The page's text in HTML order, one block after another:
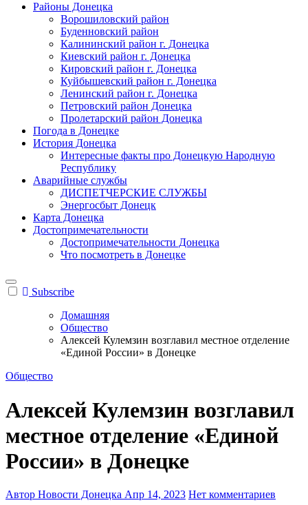
Районы Донецка
Ворошиловский район
Буденновский район
Калининский район г. Донецка
Киевский район г. Донецка
Кировский район г. Донецка
Куйбышевский район г. Донецка
Ленинский район г. Донецка
Петровский район Донецка
Пролетарский район Донецка
Погода в Донецке
История Донецка
Интересные факты про Донецкую Народную
Республику
Аварийные службы
ДИСПЕТЧЕРСКИЕ СЛУЖБЫ
Энергосбыт Донецк
Карта Донецка
Достопримечательности
Достопримечательности Донецка
Что посмотреть в Донецке
Subscribe
Домашняя
Общество
Алексей Кулемзин возглавил местное отделение
«Единой России» в Донецке
Общество
Алексей Кулемзин возглавил
местное отделение «Единой
России» в Донецке
Автор Новости Донецка Апр 14, 2023 Нет комментариев